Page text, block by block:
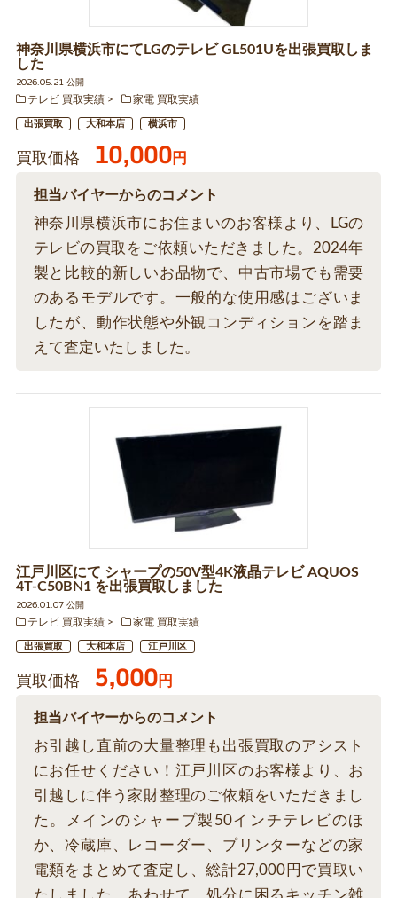
神奈川県横浜市にてLGのテレビ GL501Uを出張買取しま
した
2026.05.21 公開
テレビ 買取実績
家電 買取実績
出張買取 大和本店 横浜市
買取価格 10,000円
担当バイヤーからのコメント
神奈川県横浜市にお住まいのお客様より、LGの
テレビの買取をご依頼いただきました。2024年
製と比較的新しいお品物で、中古市場でも需要
のあるモデルです。一般的な使用感はございま
したが、動作状態や外観コンディションを踏ま
えて査定いたしました。
江戸川区にて シャープの50V型4K液晶テレビ AQUOS
4T-C50BN1 を出張買取しました
2026.01.07 公開
テレビ 買取実績
家電 買取実績
出張買取 大和本店 江戸川区
買取価格 5,000円
担当バイヤーからのコメント
お引越し直前の大量整理も出張買取のアシスト
にお任せください！江戸川区のお客様より、お
引越しに伴う家財整理のご依頼をいただきまし
た。メインのシャープ製50インチテレビのほ
か、冷蔵庫、レコーダー、プリンターなどの家
電類をまとめて査定し、総計27,000円で買取い